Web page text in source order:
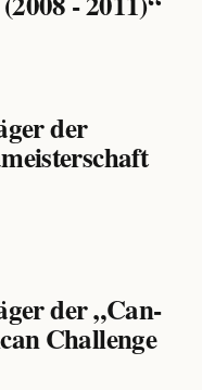
der
der „Can-
Challenge